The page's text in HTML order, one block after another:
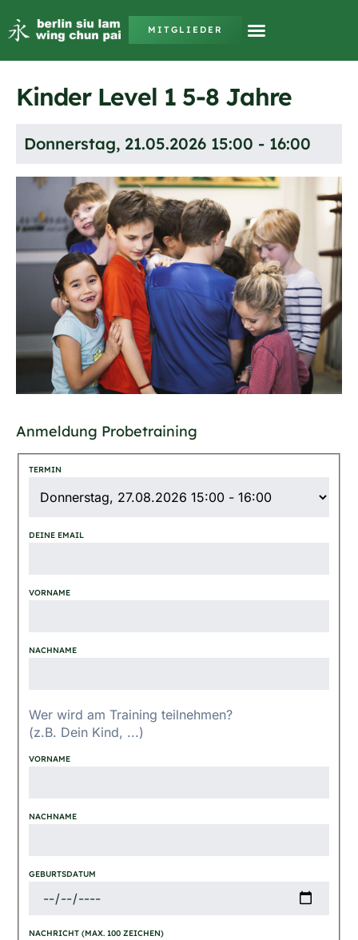
MITGLIEDER
Kinder Level 1 5-8 Jahre
Donnerstag, 21.05.2026 15:00 - 16:00
Anmeldung Probetraining
TERMIN
DEINE EMAIL
VORNAME
NACHNAME
Wer wird am Training teilnehmen?
(z.B. Dein Kind, ...)
VORNAME
NACHNAME
GEBURTSDATUM
NACHRICHT (MAX. 100 ZEICHEN)